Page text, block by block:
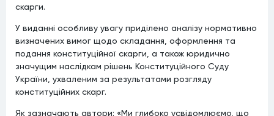
скарги.
У виданні особливу увагу приділено аналізу нормативно
визначених вимог щодо складання, оформлення та
подання конституційної скарги, а також юридично
значущим наслідкам рішень Конституційного Суду
України, ухваленим за результатами розгляду
конституційних скарг.
Як зазначають автори: «Ми глибоко усвідомлюємо, що